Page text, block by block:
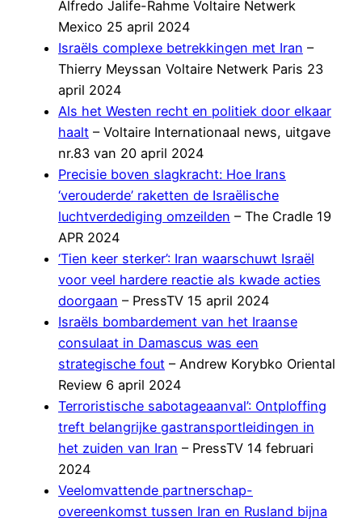
Alfredo Jalife-Rahme Voltaire Netwerk
Mexico 25 april 2024
Israëls complexe betrekkingen met Iran –
Thierry Meyssan Voltaire Netwerk Paris 23
april 2024
Als het Westen recht en politiek door elkaar
haalt – Voltaire Internationaal news, uitgave
nr.83 van 20 april 2024
Precisie boven slagkracht: Hoe Irans
‘verouderde’ raketten de Israëlische
luchtverdediging omzeilden – The Cradle 19
APR 2024
‘Tien keer sterker’: Iran waarschuwt Israël
voor veel hardere reactie als kwade acties
doorgaan – PressTV 15 april 2024
Israëls bombardement van het Iraanse
consulaat in Damascus was een
strategische fout – Andrew Korybko Oriental
Review 6 april 2024
Terroristische sabotageaanval’: Ontploffing
treft belangrijke gastransportleidingen in
het zuiden van Iran – PressTV 14 februari
2024
Veelomvattende partnerschap-
overeenkomst tussen Iran en Rusland bijna